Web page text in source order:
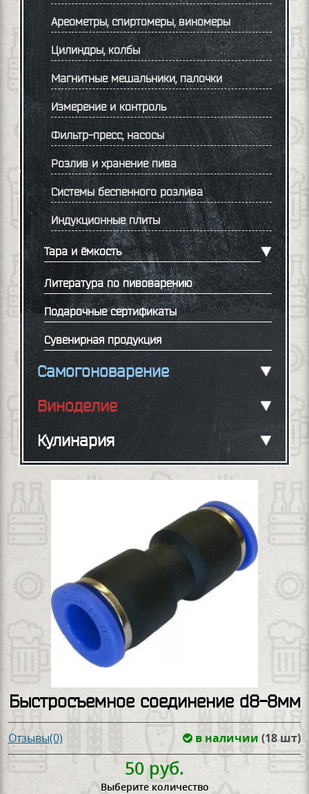
Ареометры, спиртомеры, виномеры
Цилиндры, колбы
Магнитные мешальники, палочки
Измерение и контроль
Фильтр-пресс, насосы
Розлив и хранение пива
Системы беспенного розлива
Индукционные плиты
Тара и ёмкость
Литература по пивоварению
Подарочные сертификаты
Сувенирная продукция
Самогоноварение
Виноделие
Кулинария
Быстросъемное соединение d8-8мм
Отзывы(0) в наличии (18 шт)
50 руб.
Выберите количество